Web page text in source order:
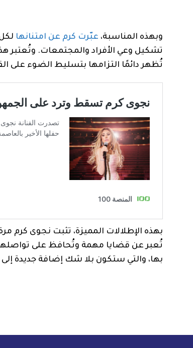
وبهذه المناسبة، عبّرت كرم عن امتنانها
تشكيل وعي الأفراد والمجتمعات. وتُعتبر هذه
تُظهر دائمًا التزامها بتسليط الضوء على
بهذه الإطلالات المميزة، تثبت نجوى
تُعبر عن قضايا مهمة وتُحافظ على تواصلها
بها، والتي ستكون بلا شك إضافة جديدة إلى